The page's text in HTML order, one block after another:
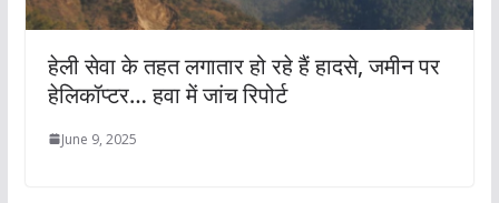
हेली सेवा के तहत लगातार हो रहे हैं हादसे, जमीन पर
हेलिकॉप्टर… हवा में जांच रिपोर्ट
June 9, 2025